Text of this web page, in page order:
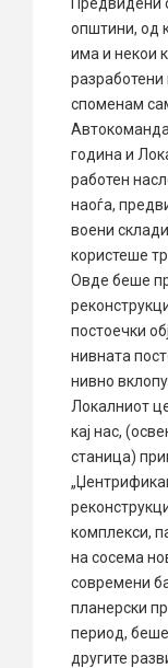
општини, од
има и некои
споменам
година и
работен
наоѓа,
воени
користеше
Овде беше
постоечки
нивната
нивно
Локалниот
кај нас,
станица)
комплекси,
на сосема
современи
планерски
период,
другите